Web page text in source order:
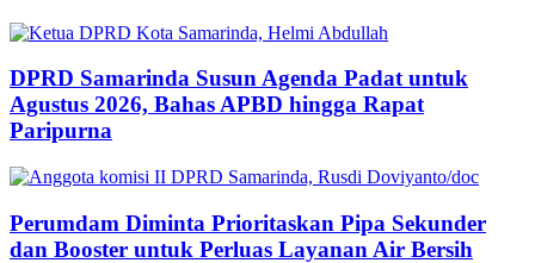
DPRD Samarinda Susun Agenda Padat untuk
Agustus 2026, Bahas APBD hingga Rapat
Paripurna
Perumdam Diminta Prioritaskan Pipa Sekunder
dan Booster untuk Perluas Layanan Air Bersih